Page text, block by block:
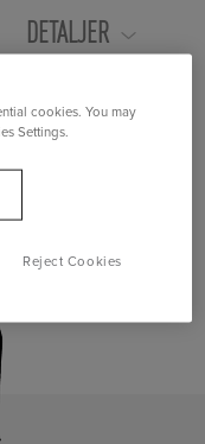
DETALJER
MED
cookies. You may
Settings.
Reject Cookies